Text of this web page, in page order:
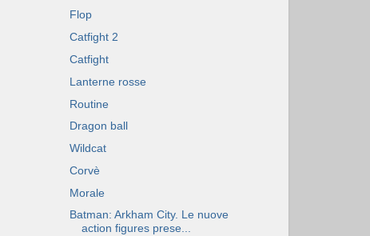
Flop
Catfight 2
Catfight
Lanterne rosse
Routine
Dragon ball
Wildcat
Corvè
Morale
Batman: Arkham City. Le nuove
action figures prese...